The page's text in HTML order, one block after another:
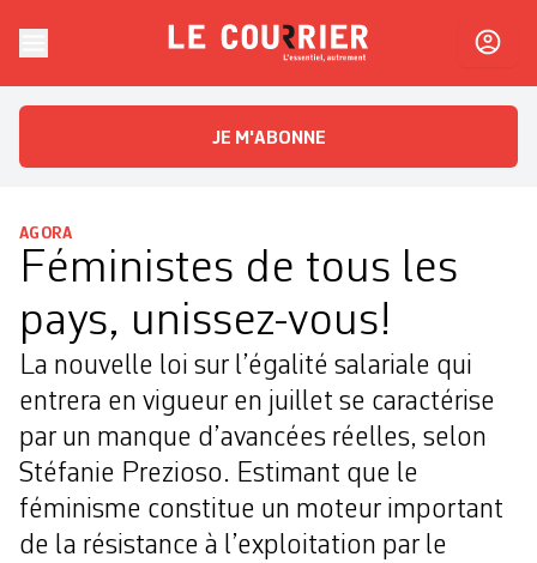
Le CourrierL'essentiel, autrement
JE M'ABONNE
AGORA
Féministes de tous les
pays, unissez-vous!
La nouvelle loi sur l’égalité salariale qui
entrera en vigueur en juillet se caractérise
par un manque d’avancées réelles, selon
Stéfanie Prezioso. Estimant que le
féminisme constitue un moteur important
de la résistance à l’exploitation par le